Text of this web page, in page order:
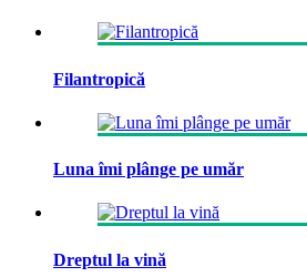
Filantropică
Luna îmi plânge pe umăr
Dreptul la vină